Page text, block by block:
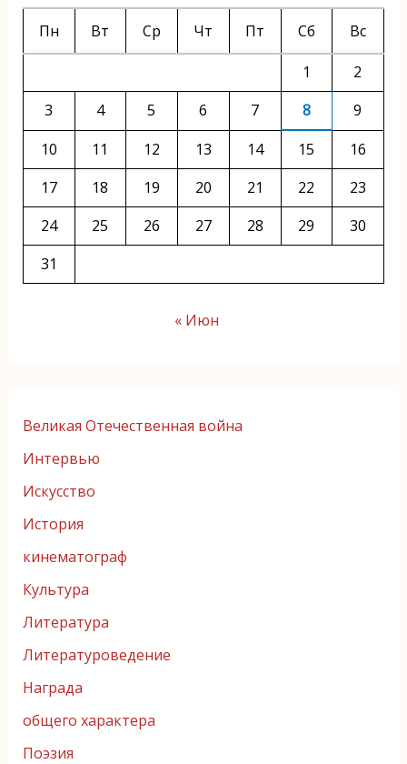
Пн Вт Ср Чт Пт Сб Вс
1
2
3
4 5 6 7 8
9
10
11 12 13 14 15
16
17
18 19 20 21 22
23
24
25 26 27 28 29
30
31
« Июн
Великая Отечественная война
Интервью
Искусство
История
кинематограф
Культура
Литература
Литературоведение
Награда
общего характера
Поэзия